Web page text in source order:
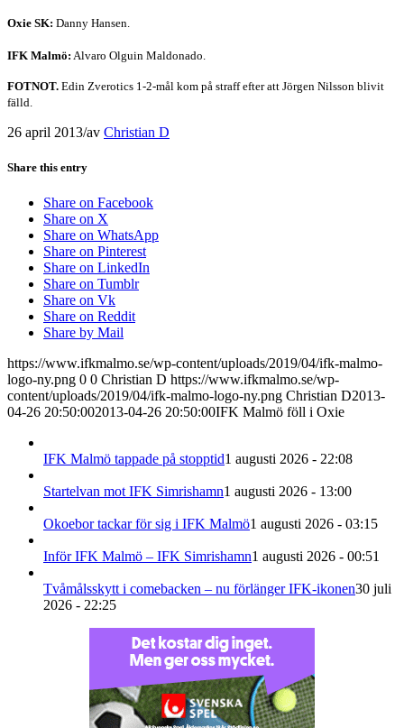
Oxie SK: Danny Hansen.
IFK Malmö: Alvaro Olguin Maldonado.
FOTNOT. Edin Zverotics 1-2-mål kom på straff efter att Jörgen Nilsson blivit
fälld.
26 april 2013/av Christian D
Share this entry
Share on Facebook
Share on X
Share on WhatsApp
Share on Pinterest
Share on LinkedIn
Share on Tumblr
Share on Vk
Share on Reddit
Share by Mail
https://www.ifkmalmo.se/wp-content/uploads/2019/04/ifk-malmo-
logo-ny.png 0 0 Christian D https://www.ifkmalmo.se/wp-
content/uploads/2019/04/ifk-malmo-logo-ny.png Christian D2013-
04-26 20:50:002013-04-26 20:50:00IFK Malmö föll i Oxie
IFK Malmö tappade på stopptid1 augusti 2026 - 22:08
Startelvan mot IFK Simrishamn1 augusti 2026 - 13:00
Okoebor tackar för sig i IFK Malmö1 augusti 2026 - 03:15
Inför IFK Malmö – IFK Simrishamn1 augusti 2026 - 00:51
Tvåmålsskytt i comebacken – nu förlänger IFK-ikonen30 juli
2026 - 22:25